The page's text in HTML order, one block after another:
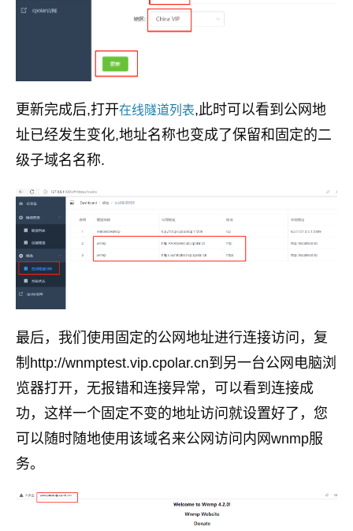
更新完成后,打开在线隧道列表,此时可以看到公网地
址已经发生变化,地址名称也变成了保留和固定的二
级子域名名称.
最后，我们使用固定的公网地址进行连接访问，复
制http://wnmptest.vip.cpolar.cn到另一台公网电脑浏
览器打开，无报错和连接异常，可以看到连接成
功，这样一个固定不变的地址访问就设置好了，您
可以随时随地使用该域名来公网访问内网wnmp服
务。